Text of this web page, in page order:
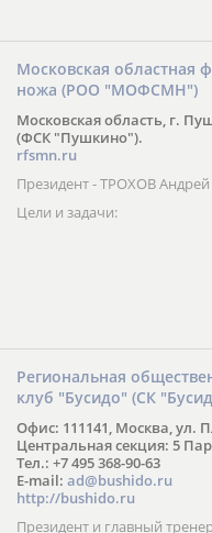
(бывшая Федерация Айкидо
Айкидо России, входящей в
России, президентом
Московская областная
ножа (РОО "МОФСМН")
Региональная
клуб "Бусидо" (СК